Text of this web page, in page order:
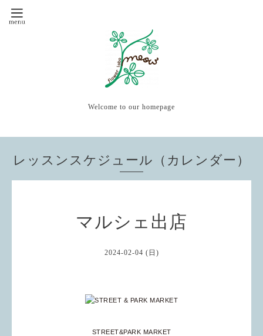
Welcome to our homepage
レッスンスケジュール（カレンダー）
マルシェ出店
2024-02-04 (日)
STREET&PARK MARKET